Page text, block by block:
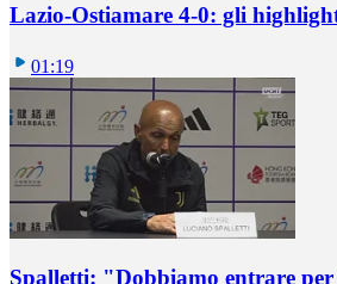
Lazio-Ostiamare 4-0: gli
01:19
Spalletti: "Dobbiamo entrare